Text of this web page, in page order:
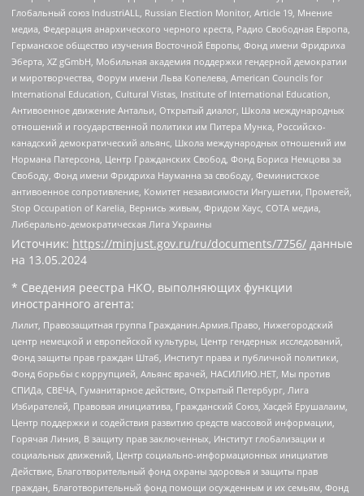
Глобальный союз IndustriALL, Russian Election Monitor, Article 19, Мнение
медиа, Федерация анархического черного креста, Радио Свободная Европа,
Германское общество изучения Восточной Европы, Фонд имени Фридриха
Эберта, XZ gGmbH, Мобильная академия поддержки гендерной демократии
и миротворчества, Форум имени Льва Копелева, American Councils for
International Education, Cultural Vistas, Institute of International Education,
Антивоенное движение Антальи, Открытый диалог, Школа международных
отношений и государственной политики им Питера Мунка, Российско-
канадский демократический альянс, Школа международных отношений им
Нормана Патерсона, Центр Гражданских Свобод, Фонд Бориса Немцова за
Свободу, Фонд имени Фридриха Науманна за свободу, Феминистское
антивоенное сопротивление, Комитет независимости Ингушетии, Прометей,
Stop Occupation of Karelia, Вернись живым, Фридом Хаус, СОТА медиа,
Либерально-демократическая Лига Украины
Источник: https://minjust.gov.ru/ru/documents/7756/ данные
на 13.05.2024
* Сведения реестра НКО, выполняющих функции
иностранного агента:
Лилит, Правозащитная группа Гражданин.Армия.Право, Нижегородский
центр немецкой и европейской культуры, Центр гендерных исследований,
Фонд защиты прав граждан Штаб, Институт права и публичной политики,
Фонд борьбы с коррупцией, Альянс врачей, НАСИЛИЮ.НЕТ, Мы против
СПИДа, СВЕЧА, Гуманитарное действие, Открытый Петербург, Лига
Избирателей, Правовая инициатива, Гражданский Союз, Хасдей Ерушалаим,
Центр поддержки и содействия развитию средств массовой информации,
Горячая Линия, В защиту прав заключенных, Институт глобализации и
социальных движений, Центр социально-информационных инициатив
Действие, Благотворительный фонд охраны здоровья и защиты прав
граждан, Благотворительный фонд помощи осужденным и их семьям, Фонд